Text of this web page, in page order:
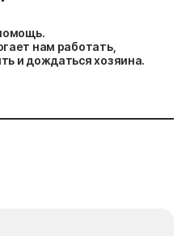
нам работать,
и дождаться хозяина.